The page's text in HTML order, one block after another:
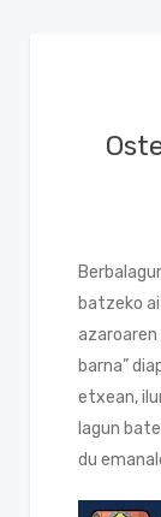
batzeko
barna”
etxean,
lagun
du